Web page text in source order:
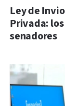
Ley de
Privada:
senadores